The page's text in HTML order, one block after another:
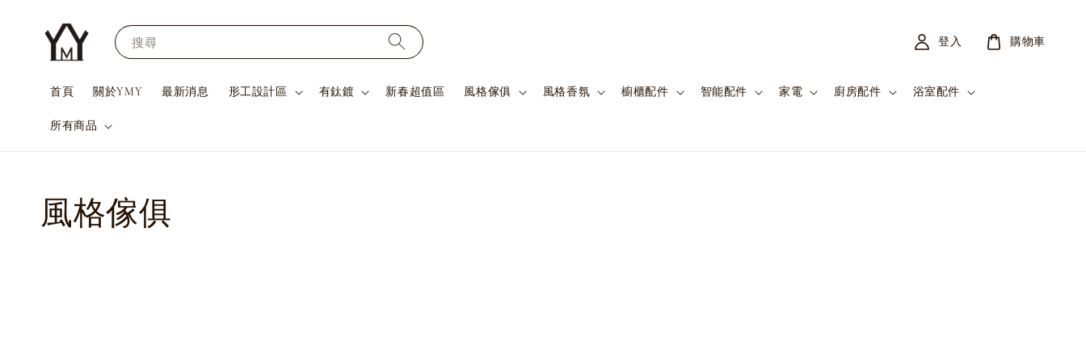
搜尋
首頁 關於YMY 最新消息 形工設計區 有鈦鍍 新春超值區 風格傢俱 風格香氛 櫥櫃配件 智能配件 家電 廚房配件 浴室配件
所有商品
登入 購物車
風格傢俱